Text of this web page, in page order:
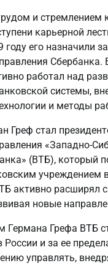
и стремлением
карьерной
году его назначили
Сбербанка.
работал над
системы,
и методы
Греф стал
«Западно-
(ВТБ), который
учреждением
активно расширял
новые
Германа Грефа ВТБ
и за ее
управлять,